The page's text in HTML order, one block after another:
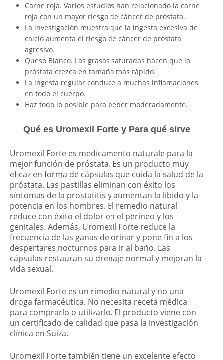
Carne roja. Varios estudios han relacionado la carne
roja con un mayor riesgo de cáncer de próstata.
La investigación muestra que la ingesta excesiva de
calcio aumenta el riesgo de cáncer de próstata
agresivo.
Queso Blanco. Las grasas saturadas hacen que la
próstata crezca en tamaño más rápido.
La ingesta regular conduce a muchas inflamaciones
en todo el cuerpo.
Haz todo lo posible para beber moderadamente.
Qué es Uromexil Forte y Para qué sirve
Uromexil Forte es medicamento naturale para la
mejor función de próstata. Es un producto muy
eficaz en forma de cápsulas que cuida la salud de la
próstata. Las pastillas eliminan con éxito los
síntomas de la prostatitis y aumentan la libido y la
potencia en los hombres. El remedio natural
reduce con éxito el dolor en el perineo y los
genitales. Además, Uromexil Forte reduce la
frecuencia de las ganas de orinar y pone fin a los
despertares nocturnos para ir al baño. Las
cápsulas restauran su drenaje normal y mejoran la
vida sexual.
Uromexil Forte es un rimedio natural y no una
droga farmacéutica. No necesita receta médica
para comprarlo o utilizarlo. El producto viene con
un certificado de calidad que pasa la investigación
clínica en Suiza.
Uromexil Forte también tiene un excelente efecto